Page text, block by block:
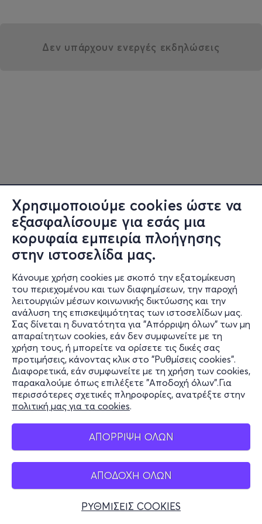
Χρησιμοποιούμε cookies ώστε να
εξασφαλίσουμε για εσάς μια
κορυφαία εμπειρία πλοήγησης
στην ιστοσελίδα μας.
Κάνουμε χρήση cookies με σκοπό την εξατομίκευση
του περιεχομένου και των διαφημίσεων, την παροχή
λειτουργιών μέσων κοινωνικής δικτύωσης και την
ανάλυση της επισκεψιμότητας των ιστοσελίδων μας.
Σας δίνεται η δυνατότητα για "Απόρριψη όλων" των μη
απαραίτητων cookies, εάν δεν συμφωνείτε με τη
χρήση τους, ή μπορείτε να ορίσετε τις δικές σας
προτιμήσεις, κάνοντας κλικ στο "Ρυθμίσεις cookies".
Διαφορετικά, εάν συμφωνείτε με τη χρήση των cookies,
παρακαλούμε όπως επιλέξετε "Αποδοχή όλων".Για
περισσότερες σχετικές πληροφορίες, ανατρέξτε στην
πολιτική μας για τα cookies.
ΑΠΟΡΡΙΨΗ ΟΛΩΝ
ΑΠΟΔΟΧΗ ΟΛΩΝ
ΡΥΘΜΙΣΕΙΣ COOKIES
Δεν υπάρχουν ενεργές εκδηλώσεις